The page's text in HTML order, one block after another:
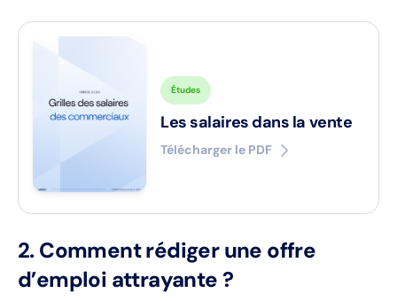
Études
Les salaires dans la vente
Télécharger le PDF
2. Comment rédiger une offre
d’emploi attrayante ?